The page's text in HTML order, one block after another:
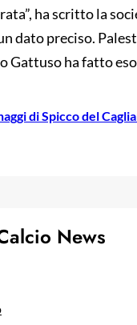
ha scritto la
dato preciso.
Gattuso ha fatto
di Spicco del
News